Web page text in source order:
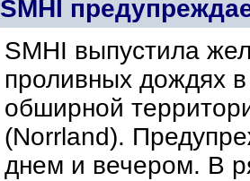
SMHI
SMHI выпустила
проливных дождях
обширной
(Norrland).
днем ​​и вечером. В